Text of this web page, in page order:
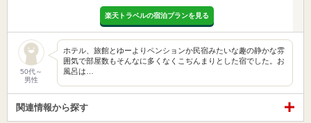
楽天トラベルの宿泊プランを見る
50代～
男性
ホテル、旅館とゆーよりペンションか民宿みたいな趣の静かな雰
囲気で部屋数もそんなに多くなくこぢんまりとした宿でした。お
風呂は…
関連情報から探す